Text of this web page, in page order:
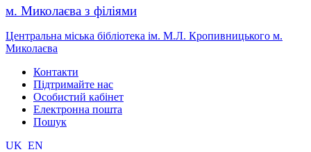
м. Миколаєва з філіями
Центральна міська бібліотека ім. М.Л. Кропивницького м.
Миколаєва
Контакти
Підтримайте нас
Особистий кабінет
Електронна пошта
Пошук
UK EN